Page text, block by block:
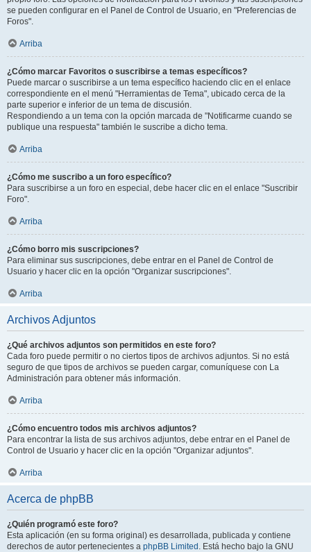
se pueden configurar en el Panel de Control de Usuario, en "Preferencias de
Foros".
Arriba
¿Cómo marcar Favoritos o suscribirse a temas específicos?
Puede marcar o suscribirse a un tema específico haciendo clic en el enlace
correspondiente en el menú "Herramientas de Tema", ubicado cerca de la
parte superior e inferior de un tema de discusión.
Respondiendo a un tema con la opción marcada de "Notificarme cuando se
publique una respuesta" también le suscribe a dicho tema.
Arriba
¿Cómo me suscribo a un foro específico?
Para suscribirse a un foro en especial, debe hacer clic en el enlace "Suscribir
Foro".
Arriba
¿Cómo borro mis suscripciones?
Para eliminar sus suscripciones, debe entrar en el Panel de Control de
Usuario y hacer clic en la opción "Organizar suscripciones".
Arriba
Archivos Adjuntos
¿Qué archivos adjuntos son permitidos en este foro?
Cada foro puede permitir o no ciertos tipos de archivos adjuntos. Si no está
seguro de que tipos de archivos se pueden cargar, comuníquese con La
Administración para obtener más información.
Arriba
¿Cómo encuentro todos mis archivos adjuntos?
Para encontrar la lista de sus archivos adjuntos, debe entrar en el Panel de
Control de Usuario y hacer clic en la opción "Organizar adjuntos".
Arriba
Acerca de phpBB
¿Quién programó este foro?
Esta aplicación (en su forma original) es desarrollada, publicada y contiene
derechos de autor pertenecientes a phpBB Limited . Está hecho bajo la GNU